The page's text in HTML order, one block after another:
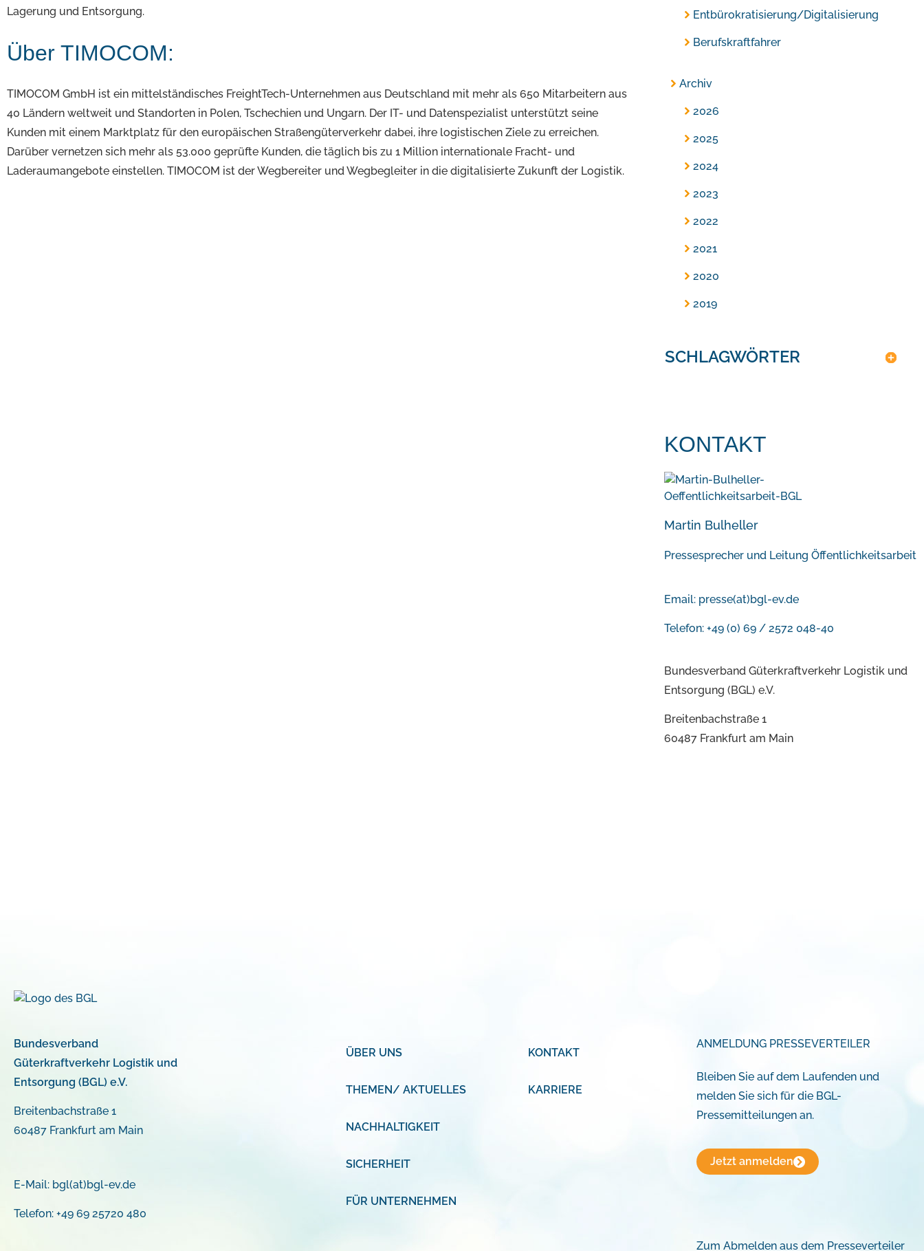
Lagerung und Entsorgung.
Über TIMOCOM:
TIMOCOM GmbH ist ein mittelständisches FreightTech-Unternehmen aus Deutschland mit mehr als 650 Mitarbeitern aus
40 Ländern weltweit und Standorten in Polen, Tschechien und Ungarn. Der IT- und Datenspezialist unterstützt seine
Kunden mit einem Marktplatz für den europäischen Straßengüterverkehr dabei, ihre logistischen Ziele zu erreichen.
Darüber vernetzen sich mehr als 53.000 geprüfte Kunden, die täglich bis zu 1 Million internationale Fracht- und
Laderaumangebote einstellen. TIMOCOM ist der Wegbereiter und Wegbegleiter in die digitalisierte Zukunft der Logistik.
Entbürokratisierung/Digitalisierung
Berufskraftfahrer
Archiv
2026
2025
2024
2023
2022
2021
2020
2019
SCHLAGWÖRTER
KONTAKT
Martin Bulheller
Pressesprecher und Leitung Öffentlichkeitsarbeit
Email: presse(at)bgl-ev.de
Telefon: +49 (0) 69 / 2572 048-40
Bundesverband Güterkraftverkehr Logistik und
Entsorgung (BGL) e.V.
Breitenbachstraße 1
60487 Frankfurt am Main
Bundesverband
Güterkraftverkehr Logistik und
Entsorgung (BGL) e.V.
Breitenbachstraße 1
60487 Frankfurt am Main
E-Mail: bgl(at)bgl-ev.de
Telefon: +49 69 25720 480
ÜBER UNS
THEMEN/ AKTUELLES
NACHHALTIGKEIT
SICHERHEIT
FÜR UNTERNEHMEN
KONTAKT
KARRIERE
ANMELDUNG PRESSEVERTEILER
Bleiben Sie auf dem Laufenden und
melden Sie sich für die BGL-
Pressemitteilungen an.
Jetzt anmelden
Zum Abmelden aus dem Presseverteiler